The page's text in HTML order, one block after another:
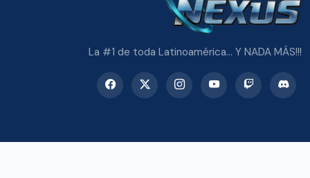
La #1 de toda Latinoamérica... Y NADA MÁS!!!